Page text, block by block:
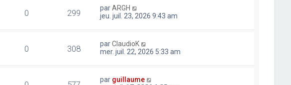
0 299 parARGH
jeu. juil. 23, 2026 9:43 am
0 308 parClaudioK
mer. juil. 22, 2026 5:33 am
par guillaume